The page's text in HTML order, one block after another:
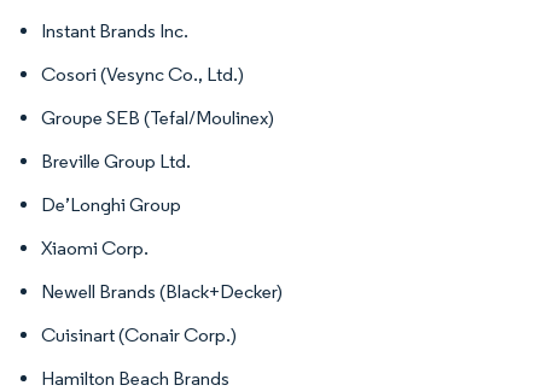
Instant Brands Inc.
Cosori (Vesync Co., Ltd.)
Groupe SEB (Tefal/Moulinex)
Breville Group Ltd.
De’Longhi Group
Xiaomi Corp.
Newell Brands (Black+Decker)
Cuisinart (Conair Corp.)
Hamilton Beach Brands